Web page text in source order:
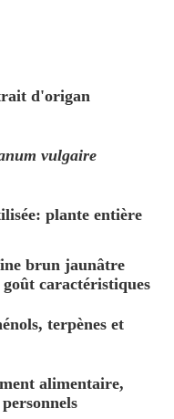
d'origan
vulgaire
plante entière
brun jaunâtre
caractéristiques
terpènes et
alimentaire,